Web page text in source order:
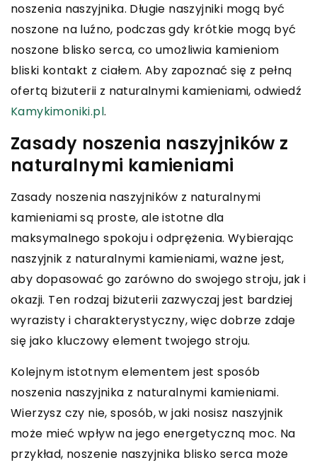
noszenia naszyjnika. Długie naszyjniki mogą być
noszone na luźno, podczas gdy krótkie mogą być
noszone blisko serca, co umożliwia kamieniom
bliski kontakt z ciałem. Aby zapoznać się z pełną
ofertą biżuterii z naturalnymi kamieniami, odwiedź
Kamykimoniki.pl.
Zasady noszenia naszyjników z
naturalnymi kamieniami
Zasady noszenia naszyjników z naturalnymi
kamieniami są proste, ale istotne dla
maksymalnego spokoju i odprężenia. Wybierając
naszyjnik z naturalnymi kamieniami, ważne jest,
aby dopasować go zarówno do swojego stroju, jak i
okazji. Ten rodzaj biżuterii zazwyczaj jest bardziej
wyrazisty i charakterystyczny, więc dobrze zdaje
się jako kluczowy element twojego stroju.
Kolejnym istotnym elementem jest sposób
noszenia naszyjnika z naturalnymi kamieniami.
Wierzysz czy nie, sposób, w jaki nosisz naszyjnik
może mieć wpływ na jego energetyczną moc. Na
przykład, noszenie naszyjnika blisko serca może